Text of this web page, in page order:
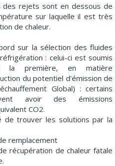
rejets sont en dessous de
sur laquelle il est très
de chaleur.
sur la sélection des fluides
: celui-ci est soumis
première, en matière
du potentiel d’émission de
Global) : certains
avoir des émissions
CO2.
de trouver les solutions par la
remplacement
de chaleur fatale